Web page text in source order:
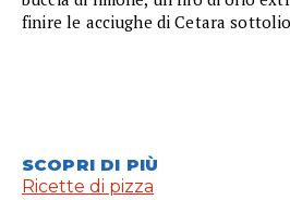
finire le acciughe di Cetara
SCOPRI DI PIÙ
Ricette di pizza